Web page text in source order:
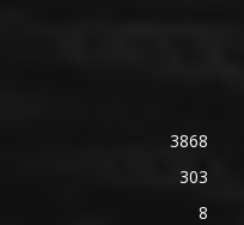
3868
303
8